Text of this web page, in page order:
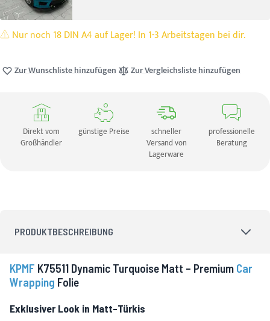
Nur noch 18 DIN A4 auf Lager! In 1-3 Arbeitstagen bei dir.
Zur Wunschliste hinzufügen Zur Vergleichsliste hinzufügen
Direkt vom
Großhändler
günstige Preise
schneller
Versand von
Lagerware
professionelle
Beratung
PRODUKTBESCHREIBUNG
KPMF K75511 Dynamic Turquoise Matt – Premium Car
Wrapping Folie
Exklusiver Look in Matt-Türkis